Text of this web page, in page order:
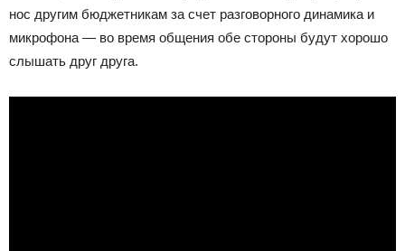
нос другим бюджетникам за счет разговорного динамика и
микрофона — во время общения обе стороны будут хорошо
слышать друг друга.